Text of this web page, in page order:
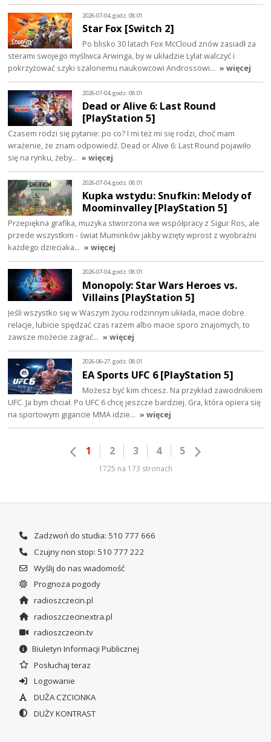
2026-07-04, godz. 08:01
Star Fox [Switch 2]
Po blisko 30 latach Fox McCloud znów zasiadł za
sterami swojego myśliwca Arwinga, by w układzie Lylat walczyć i
pokrzyżować szyki szalonemu naukowcowi Androssowi… » więcej
2026-07-04, godz. 08:01
Dead or Alive 6: Last Round
[PlayStation 5]
Czasem rodzi się pytanie: po co? I mi też mi się rodzi, choć mam
wrażenie, że znam odpowiedź. Dead or Alive 6: Last Round pojawiło
się na rynku, żeby… » więcej
2026-07-04, godz. 08:01
Kupka wstydu: Snufkin: Melody of
Moominvalley [PlayStation 5]
Przepiękna grafika, muzyka stworzona we współpracy z Sigur Ros, ale
przede wszystkim - świat Muminków jakby wzięty wprost z wyobraźni
każdego dzieciaka… » więcej
2026-07-04, godz. 08:01
Monopoly: Star Wars Heroes vs.
Villains [PlayStation 5]
Jeśli wszystko się w Waszym życiu rodzinnym układa, macie dobre
relacje, lubicie spędzać czas razem albo macie sporo znajomych, to
zawsze możecie zagrać… » więcej
2026-06-27, godz. 08:01
EA Sports UFC 6 [PlayStation 5]
Możesz być kim chcesz. Na przykład zawodnikiem
UFC. Ja bym chciał. Po UFC 6 chcę jeszcze bardziej. Gra, która opiera się
na sportowym gigancie MMA idzie… » więcej
1 2 3 4 5
1725 na 173 stronach
Zadzwoń do studia: 510 777 666
Czujny non stop: 510 777 222
Wyślij do nas wiadomość
Prognoza pogody
radioszczecin.pl
radioszczecinextra.pl
radioszczecin.tv
Biuletyn Informacji Publicznej
Posłuchaj teraz
Logowanie
DUŻA CZCIONKA
DUŻY KONTRAST